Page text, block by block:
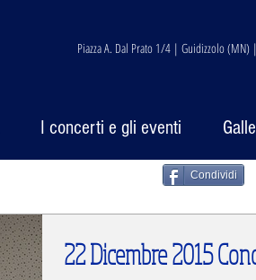
Piazza A. Dal Prato 1/4 | Guidizzolo (MN) |
I concerti e gli eventi
Condividi
22 Dicembre 2015